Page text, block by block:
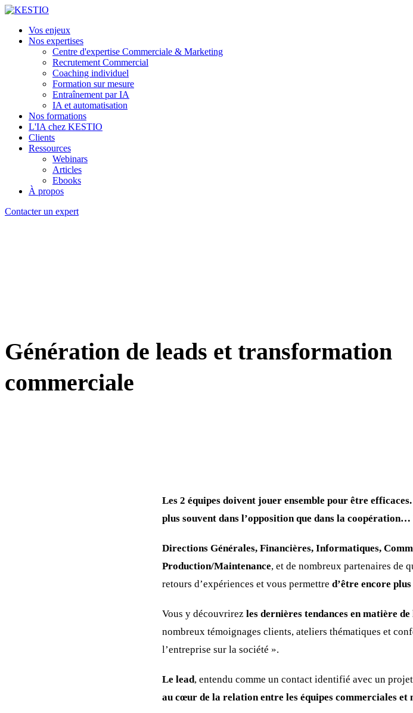
Vos enjeux
Nos expertises
Centre d'expertise Commerciale & Marketing
Recrutement Commercial
Coaching individuel
Formation sur mesure
Entraînement par IA
IA et automatisation
Nos formations
L'IA chez KESTIO
Clients
Ressources
Webinars
Articles
Ebooks
À propos
Contacter un expert
Génération de leads et transformation
commerciale
Les 2 équipes doivent jouer ensemble pour être
plus souvent dans l’opposition que dans la
Directions Générales, Financières, Informatiques,
Production/Maintenance, et de nombreux partenaires de
retours d’expériences et vous permettre d’être encore
Vous y découvrirez les dernières tendances en matière
nombreux témoignages clients, ateliers thématiques et
l’entreprise sur la société ».
Le lead, entendu comme un contact identifié avec un
au cœur de la relation entre les équipes commerciales et